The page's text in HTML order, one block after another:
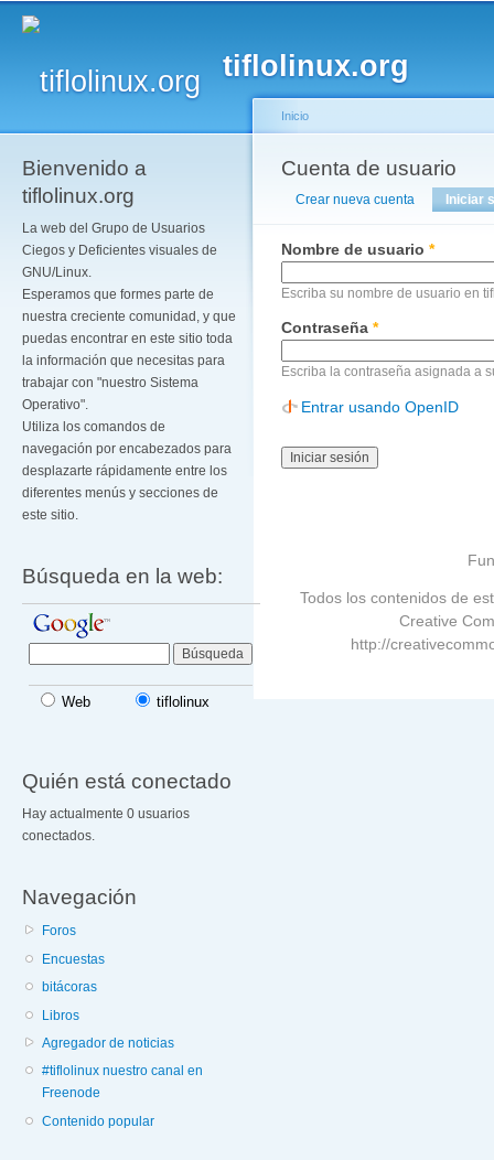
tiflolinux.org
Bienvenido a
tiflolinux.org
La web del Grupo de Usuarios
Ciegos y Deficientes visuales de
GNU/Linux.
Esperamos que formes parte de
nuestra creciente comunidad, y que
puedas encontrar en este sitio toda
la información que necesitas para
trabajar con "nuestro Sistema
Operativo".
Utiliza los comandos de
navegación por encabezados para
desplazarte rápidamente entre los
diferentes menús y secciones de
este sitio.
Búsqueda en la web:
Web tiflolinux
Quién está conectado
Hay actualmente 0 usuarios
conectados.
Navegación
Foros
Encuestas
bitácoras
Libros
Agregador de noticias
#tiflolinux nuestro canal en
Freenode
Contenido popular
Se encuentra usted
Inicio
Cuenta de usuario
Solapas principales
Crear nueva cuenta Iniciar
Nombre de usuario *
Escriba su nombre de usuario en
Contraseña *
Escriba la contraseña asignada a
Entrar usando OpenID
Todos los contenidos de
Creative
http://